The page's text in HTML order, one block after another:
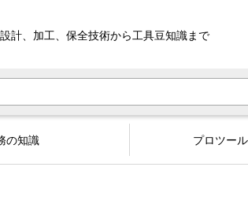
計、加工、 保全技術から工具豆知識まで
の知識 プロツー